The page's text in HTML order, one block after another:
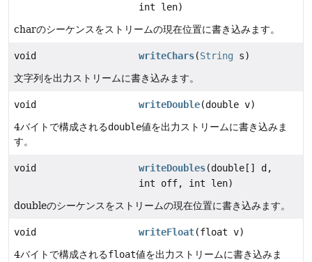
int len)
charのシーケンスをストリームの現在位置に書き込みます。
void writeChars(String s)
文字列を出力ストリームに書き込みます。
void writeDouble(double v)
4バイトで構成されるdouble値を出力ストリームに書き込みま
す。
void writeDoubles(double[] d,
int off, int len)
doubleのシーケンスをストリームの現在位置に書き込みます。
void writeFloat(float v)
4バイトで構成されるfloat値を出力ストリームに書き込みま